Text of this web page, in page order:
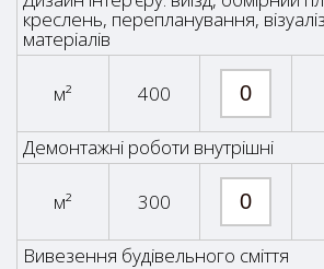
креслень, перепланування,
матеріалів
м² 400
Демонтажні роботи внутрішні
м² 300
Вивезення будівельного сміття